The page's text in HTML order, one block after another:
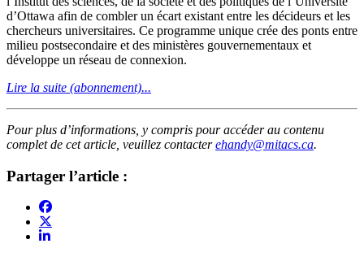
d’Ottawa afin de combler un écart existant entre les décideurs et les
chercheurs universitaires. Ce programme unique crée des ponts entre
milieu postsecondaire et des ministères gouvernementaux et
développe un réseau de connexion.
Lire la suite (abonnement)...
Pour plus d’informations, y compris pour accéder au contenu
complet de cet article, veuillez contacterehandy@mitacs.ca.
Partager l’article :